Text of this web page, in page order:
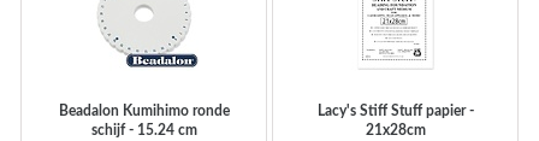
Beadalon Kumihimo ronde
schijf - 15.24 cm
Lacy's Stiff Stuff papier -
21x28cm